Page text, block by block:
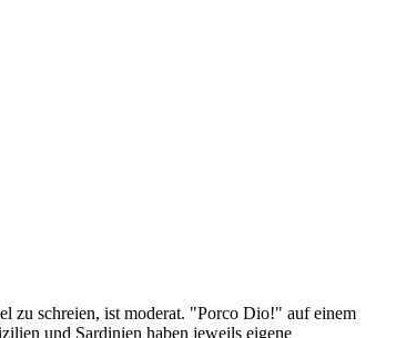
zu schreien, ist moderat. "Porco Dio!" auf einem
und Sardinien haben jeweils eigene